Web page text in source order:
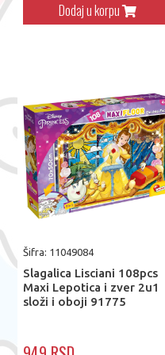
Dodaj u korpu
Šifra: 11049084
Slagalica Lisciani 108pcs
Maxi Lepotica i zver 2u1
složi i oboji 91775